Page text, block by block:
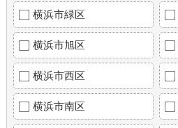
横浜市緑区
横浜市旭区
横浜市西区
横浜市南区